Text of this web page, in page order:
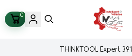
ذكاء المركبات Intelligent Vehicles
0
THINKTOOL Expert 391